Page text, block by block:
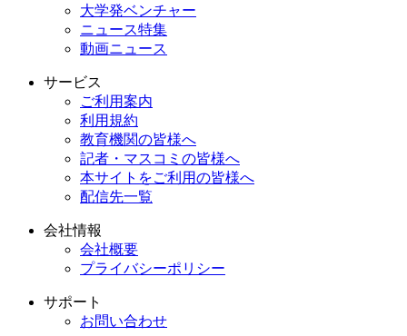
大学発ベンチャー
ニュース特集
動画ニュース
サービス
ご利用案内
利用規約
教育機関の皆様へ
記者・マスコミの皆様へ
本サイトをご利用の皆様へ
配信先一覧
会社情報
会社概要
プライバシーポリシー
サポート
お問い合わせ